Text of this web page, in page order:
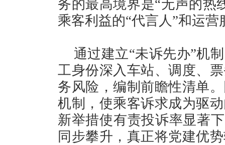
务的最高境界是“无声的热
乘客利益的“代言人”和运营
通过建立“未诉先办”机
工身份深入车站、调度、
务风险，编制前瞻性清单
机制，使乘客诉求成为驱
新举措使有责投诉率显著
同步攀升，真正将党建优